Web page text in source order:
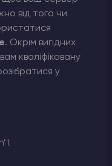
від того чи
. Окрім вигідних
кваліфіковану
у